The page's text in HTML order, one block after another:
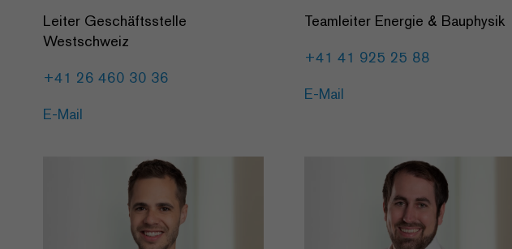
Leiter Geschäftsstelle
Westschweiz
+41 26 460 30 36
E-Mail
Teamleiter Energie & Bauphysik
+41 41 925 25 88
E-Mail